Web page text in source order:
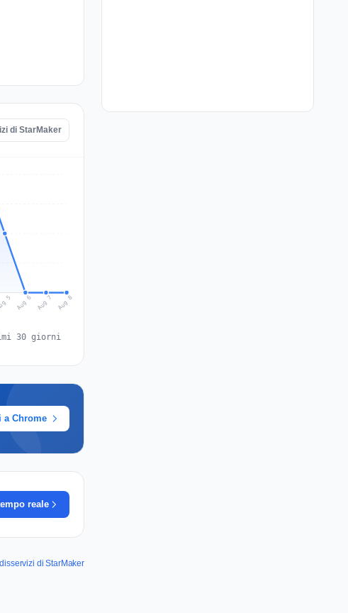
di StarMaker
5 Aug 6 Aug 7 Aug 8
30 giorni
a Chrome
reale
di StarMaker